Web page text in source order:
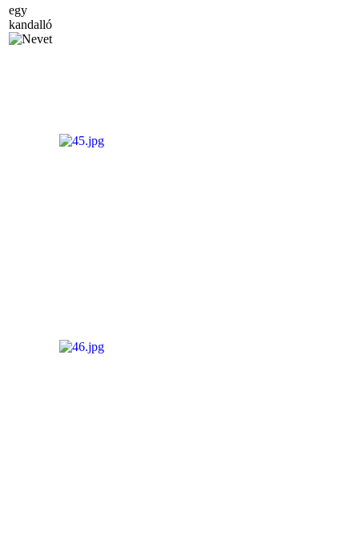
egy
kandalló